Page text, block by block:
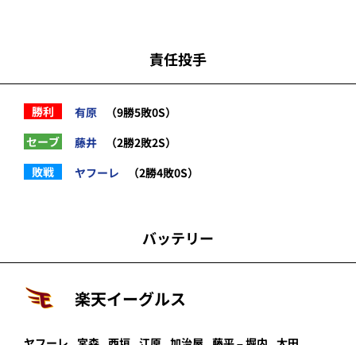
責任投手
勝利 有原
（9勝5敗0S）
セーブ
藤井
（2勝2敗2S）
敗戦
ヤフーレ （2勝4敗0S）
バッテリー
楽天イーグルス